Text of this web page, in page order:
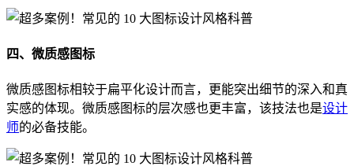
四、微质感图标
微质感图标相较于扁平化设计而言，更能突出细节的深入和真
实感的体现。微质感图标的层次感也更丰富，该技法也是设计
师的必备技能。